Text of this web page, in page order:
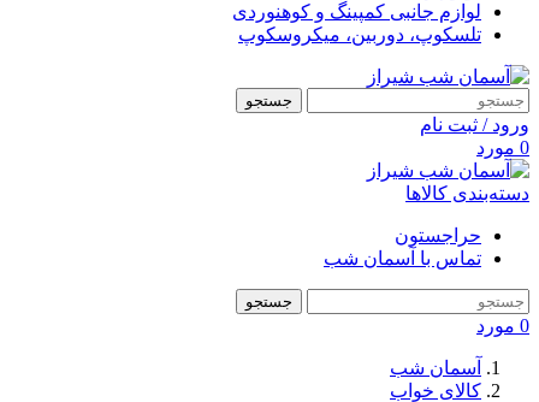
لوازم جانبی کمپینگ و کوهنوردی
تلسکوپ، دوربین، میکروسکوپ
جستجو
ورود / ثبت نام
0 مورد
دسته‌بندی کالاها
حراجستون
تماس با آسمان شب
جستجو
0 مورد
آسمان شب
کالای خواب